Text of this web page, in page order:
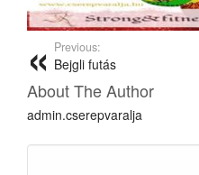
Previous:
Bejgli futás
About The Author
admin.cserepvaralja